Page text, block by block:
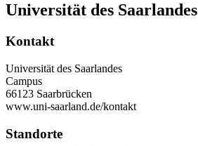
Universität des Saarlandes
Kontakt
Universität des Saarlandes
Campus
66123 Saarbrücken
www.uni-saarland.de/kontakt
Standorte